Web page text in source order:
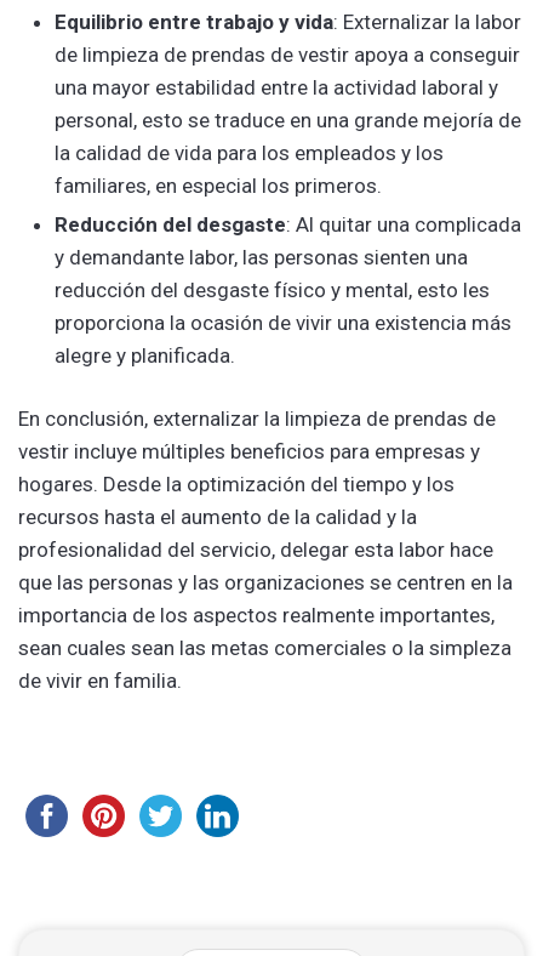
Equilibrio entre trabajo y vida: Externalizar la labor
de limpieza de prendas de vestir apoya a conseguir
una mayor estabilidad entre la actividad laboral y
personal, esto se traduce en una grande mejoría de
la calidad de vida para los empleados y los
familiares, en especial los primeros.
Reducción del desgaste: Al quitar una complicada
y demandante labor, las personas sienten una
reducción del desgaste físico y mental, esto les
proporciona la ocasión de vivir una existencia más
alegre y planificada.
En conclusión, externalizar la limpieza de prendas de
vestir incluye múltiples beneficios para empresas y
hogares. Desde la optimización del tiempo y los
recursos hasta el aumento de la calidad y la
profesionalidad del servicio, delegar esta labor hace
que las personas y las organizaciones se centren en la
importancia de los aspectos realmente importantes,
sean cuales sean las metas comerciales o la simpleza
de vivir en familia.